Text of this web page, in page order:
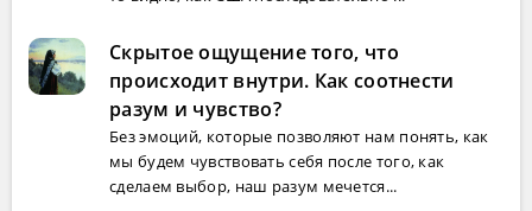
Скрытое ощущение того, что
происходит внутри. Как соотнести
разум и чувство?
Без эмоций, которые позволяют нам понять, как
мы будем чувствовать себя после того, как
сделаем выбор, наш разум мечется...